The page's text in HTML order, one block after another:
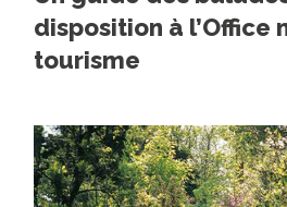
disposition à l’Office
tourisme